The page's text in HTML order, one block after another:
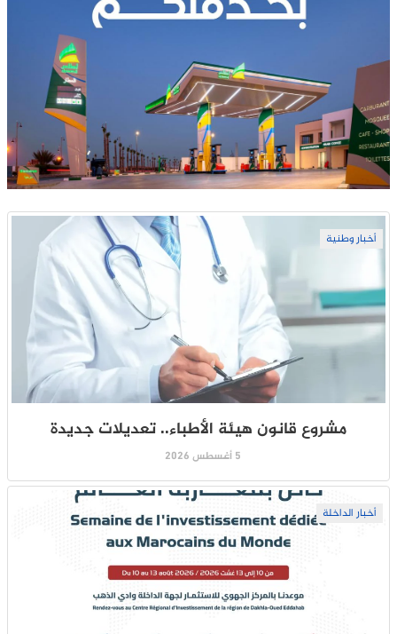
أخبار وطنية
مشروع قانون هيئة الأطباء.. تعديلات جديدة
5 أغسطس 2026
أخبار الداخلة